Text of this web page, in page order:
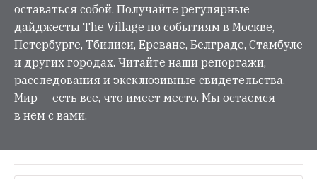
оставаться собой. Получайте регулярные
дайджесты The Village по событиям в Москве,
Петербурге, Тбилиси, Ереване, Белграде, Стамбуле
и других городах. Читайте наши репортажи,
расследования и эксклюзивные свидетельства.
Мир — есть все, что имеет место. Мы остаемся
в нем с вами.